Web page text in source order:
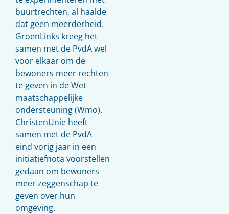
buurtrechten, al haalde
dat geen meerderheid.
GroenLinks kreeg het
samen met de PvdA wel
voor elkaar om de
bewoners meer rechten
te geven in de Wet
maatschappelijke
ondersteuning (Wmo).
ChristenUnie heeft
samen met de PvdA
eind vorig jaar in een
initiatiefnota voorstellen
gedaan om bewoners
meer zeggenschap te
geven over hun
omgeving.